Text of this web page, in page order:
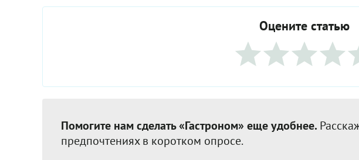
Оцените статью
Помогите нам сделать «Гастроном» еще удобнее.
предпочтениях в коротком опросе.